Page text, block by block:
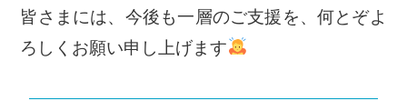
皆さまには、今後も一層のご支援を、何とぞよ
ろしくお願い申し上げます